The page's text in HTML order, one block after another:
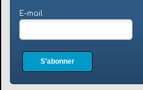
E-mail
S’abonner